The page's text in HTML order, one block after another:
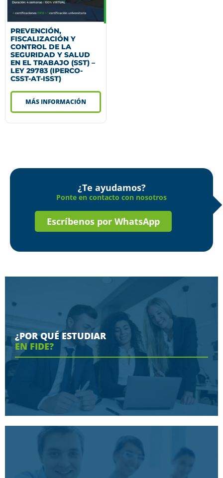
PREVENCIÓN,
FISCALIZACIÓN Y
CONTROL DE LA
SEGURIDAD Y SALUD
EN EL TRABAJO (SST) –
LEY 29783 (IPERCO-
CSST-AT-ISST)
MÁS INFORMACIÓN
¿Te ayudamos?
Ponte en contacto con nosotros
Escríbenos por WhatsApp
¿POR QUÉ ESTUDIAR
EN FIDE?
Conoce aquí las razones porque nos eligen